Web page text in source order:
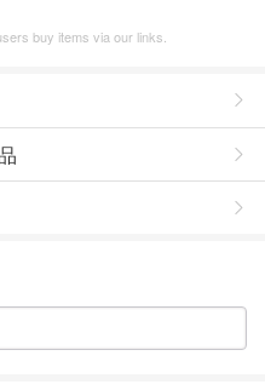
buy items via our links.